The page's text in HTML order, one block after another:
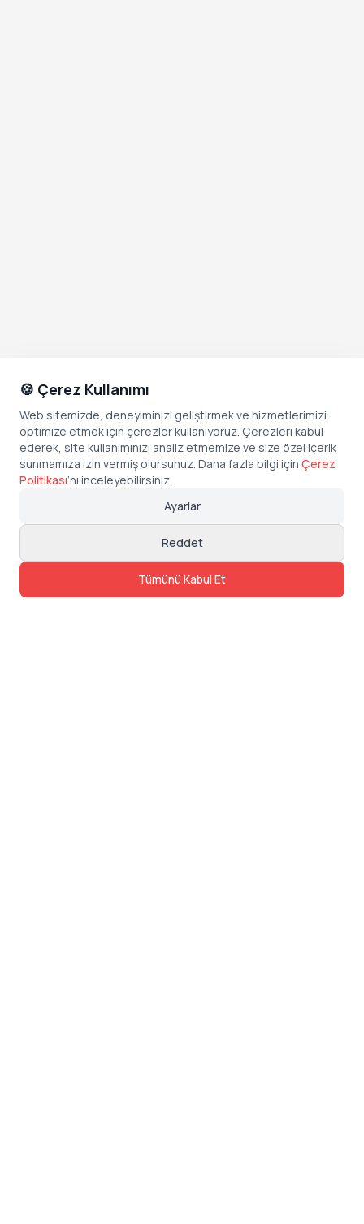
🍪 Çerez Kullanımı
Web sitemizde, deneyiminizi geliştirmek ve hizmetlerimizi
optimize etmek için çerezler kullanıyoruz. Çerezleri kabul
ederek, site kullanımınızı analiz etmemize ve size özel içerik
sunmamıza izin vermiş olursunuz. Daha fazla bilgi için Çerez
Politikası’nı inceleyebilirsiniz.
Ayarlar
Reddet
Tümünü Kabul Et